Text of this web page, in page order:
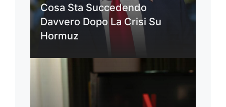
Cosa Sta Succedendo
Davvero Dopo La Crisi Su
Hormuz